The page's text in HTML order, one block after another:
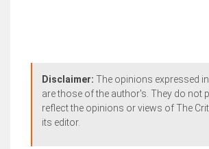
Disclaimer: The opinions expressed
are those of the author's. They do not
reflect the opinions or views of The
its editor.